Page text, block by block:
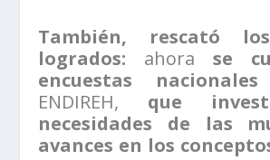
También, rescató
logrados: ahora se
encuestas nacionales
ENDIREH, que
necesidades de las
avances en los